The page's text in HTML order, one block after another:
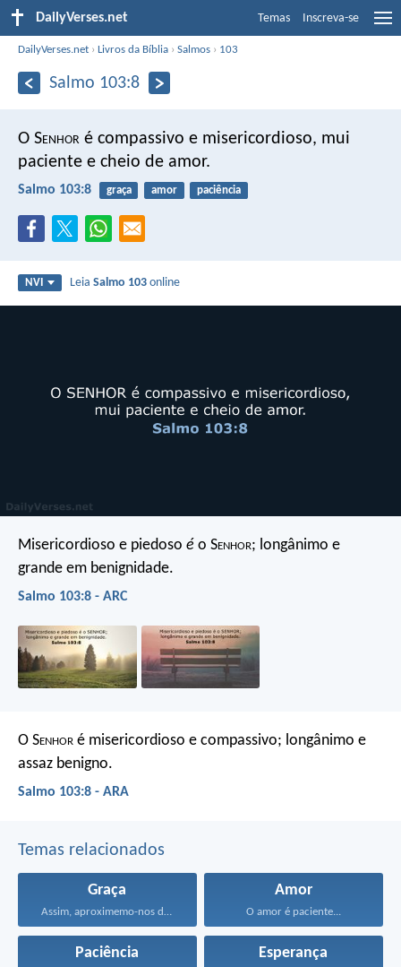
DailyVerses.net Temas Inscreva-se
DailyVerses.net ›Livros da Bíblia ›Salmos › 103
Salmo 103:8
O Senhor é compassivo e misericordioso, mui
paciente e cheio de amor.
Salmo 103:8 graça amor paciência
NVI LeiaSalmo 103 online
Misericordioso e piedoso é o Senhor; longânimo e
grande em benignidade.
Salmo 103:8 - ARC
O Senhor é misericordioso e compassivo; longânimo e
assaz benigno.
Salmo 103:8 - ARA
Temas relacionados
Graça
Assim, aproximemo-nos do trono...
Amor
O amor é paciente...
Paciência Esperança